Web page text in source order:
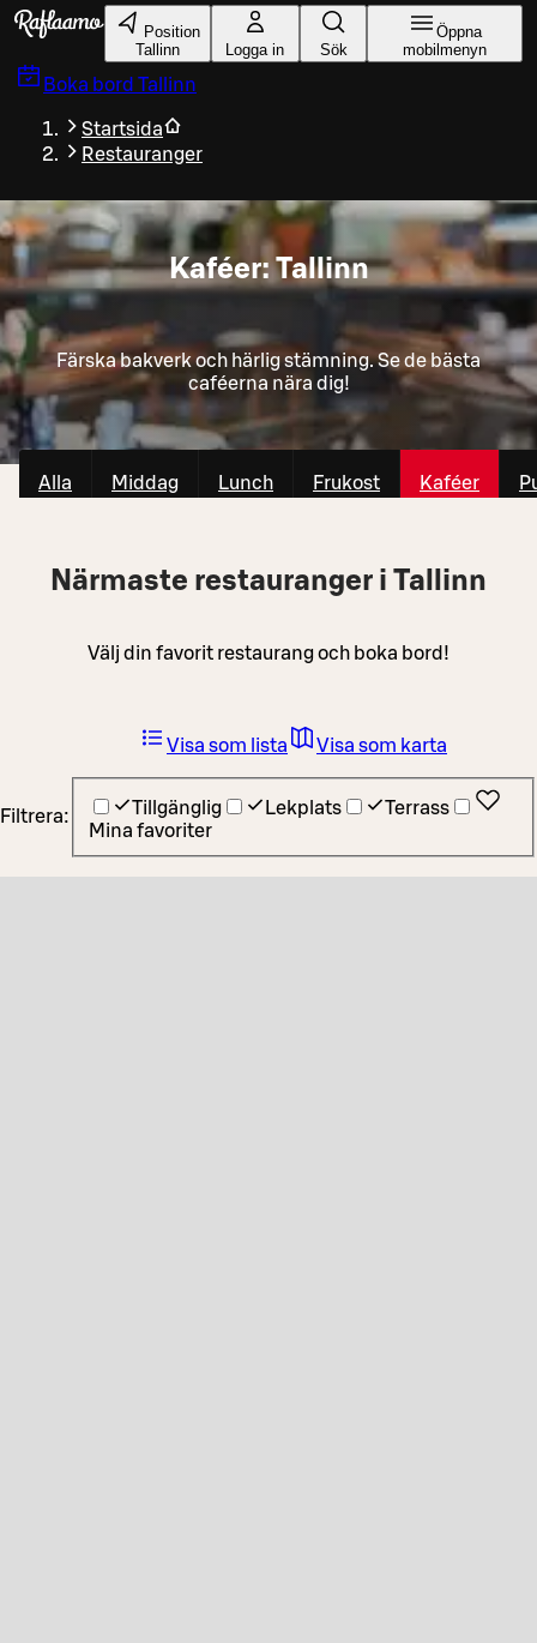
Gå till huvudinnehållet
Position
Tallinn
Logga in Sök
Öppna
mobilmenyn
Boka bord Tallinn
Startsida
Restauranger
Kaféer: Tallinn
Färska bakverk och härlig stämning. Se de bästa
caféerna nära dig!
Alla Middag Lunch Frukost Kaféer
Närmaste restauranger i Tallinn
Välj din favorit restaurang och boka bord!
Filtrera: Tillgänglig Lekplats
Terrass
Mina favoriter
Visa som lista Visa som karta